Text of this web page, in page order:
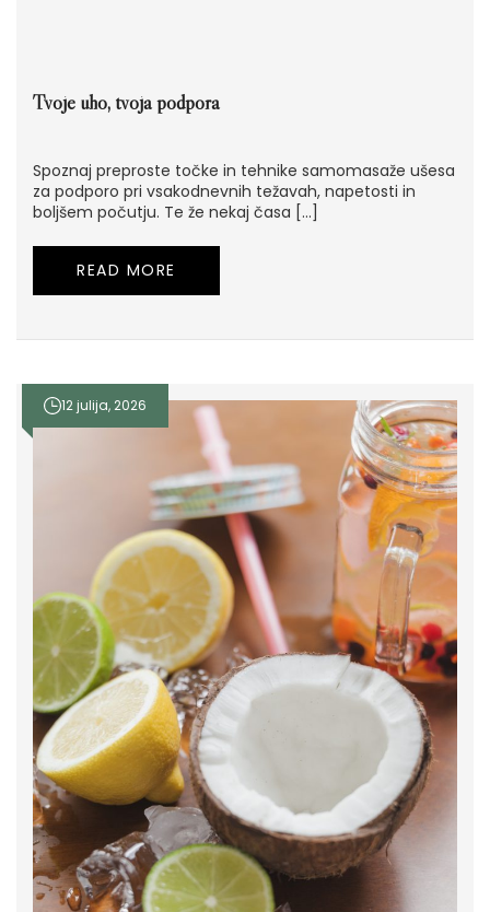
Tvoje uho, tvoja podpora
Spoznaj preproste točke in tehnike samomasaže ušesa
za podporo pri vsakodnevnih težavah, napetosti in
boljšem počutju. Te že nekaj časa […]
READ MORE
12 julija, 2026